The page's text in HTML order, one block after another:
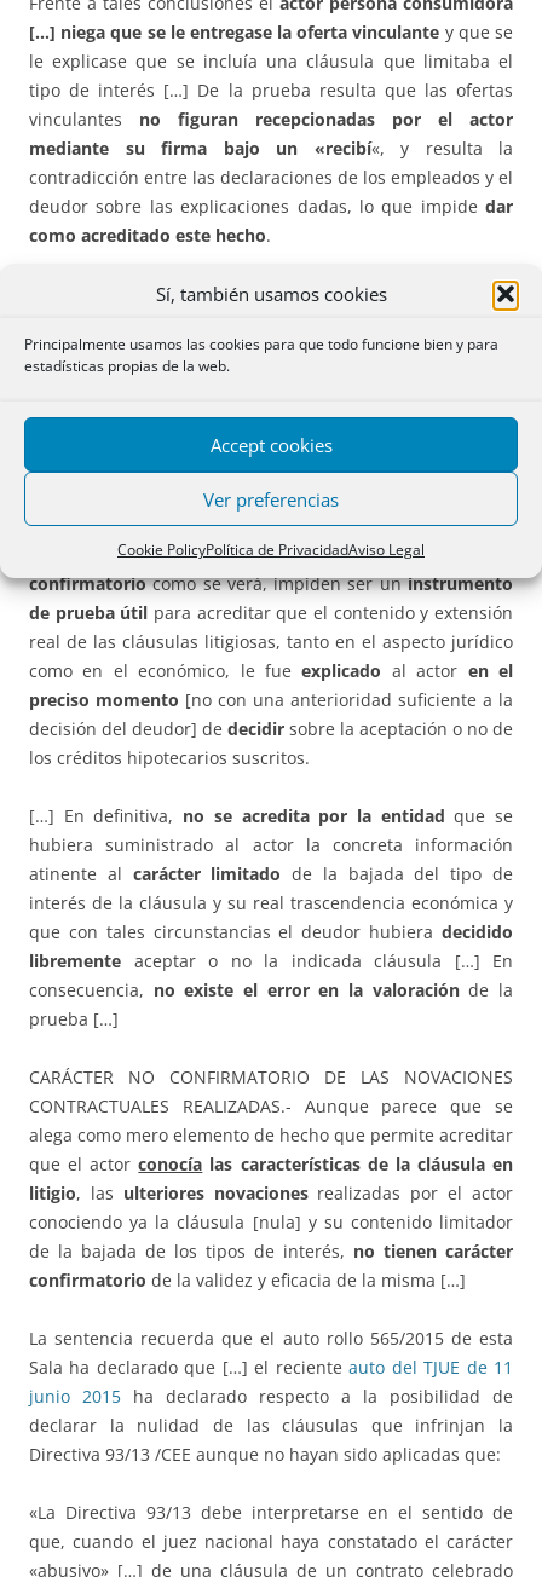
Sí, también usamos cookies
Principalmente usamos las cookies para que todo funcione bien y para
estadísticas propias de la web.
Accept cookies
Ver preferencias
Cookie PolicyPolítica de PrivacidadAviso Legal
[…] niega que se le entregase la oferta vinculante y que se
le explicase que se incluía una cláusula que limitaba el
tipo de interés […] De la prueba resulta que las ofertas
vinculantes no figuran recepcionadas
por el actor
mediante su firma bajo un «recibí«, y resulta la
contradicción entre las declaraciones de los empleados y el
deudor sobre las explicaciones dadas, lo que impide dar
como acreditado este hecho.
De otra parte, ladeclaración del notario
de haber
dar como acreditadoque se explicó por sío por el
personal de la entidad […] la
escrituras que no consta en el caso concreto se
de formadetalladala verdadera trascendencia jurídica
que las mismas tenían.
ulteriores novaciones, amén de no tener valor
confirmatoriocomo se verá, impiden ser uninstrumento
de prueba útil para acreditar que el contenido y extensión
real de las cláusulas litigiosas, tanto en el aspecto jurídico
como en el económico, le fueexplicado al actor en el
preciso momento [no con una anterioridad suficiente a la
decisión del deudor] de decidir sobre la aceptación o no de
los créditos hipotecarios suscritos.
[…] En definitiva, no se acredita por la entidad que se
hubiera suministrado al actor la concreta información
atinente al carácter limitado de la bajada del tipo de
interés de la cláusula y su real trascendencia económica y
que con tales circunstancias el deudor hubiera decidido
libremente aceptar o no la indicada cláusula […] En
consecuencia, no existe el error en la valoraciónde la
prueba […]
CARÁCTER NO CONFIRMATORIO DE LAS NOVACIONES
CONTRACTUALES REALIZADAS.- Aunque parece que se
alega como mero elemento de hecho que permite acreditar
que el actorconocía las características de la cláusula en
litigio, las ulteriores novacionesrealizadas por el actor
conociendo ya la cláusula [nula] y su contenido limitador
de la bajada de los tipos de interés, no tienen carácter
confirmatorio de la validez y eficacia de la misma […]
La sentencia recuerda que el auto rollo 565/2015 de esta
Sala ha declarado que […] el recienteauto del TJUE de 11
junio 2015 ha declarado respecto a la posibilidad de
declarar la nulidad de las cláusulas que infrinjan la
Directiva 93/13 /CEE aunque no hayan sido aplicadas que:
«La Directiva 93/13 debe interpretarse en el sentido de
que, cuando el juez nacional haya constatado el carácter
«abusivo» […] de una cláusula de un contrato celebrado